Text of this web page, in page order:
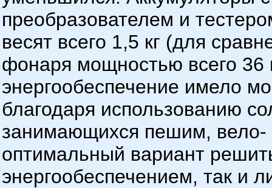
преобразователем и
весят всего 1,5 кг (для
фонаря мощностью всего 36
энергообеспечение имело
благодаря использованию
занимающихся пешим, вело-
оптимальный вариант
энергообеспечением, так и